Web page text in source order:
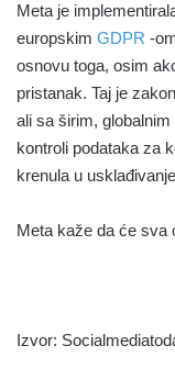
Meta je
europskim GDPR -
osnovu toga, osim
pristanak. Taj je
ali sa širim,
kontroli podataka za
krenula u
Meta kaže da će sva
Izvor: